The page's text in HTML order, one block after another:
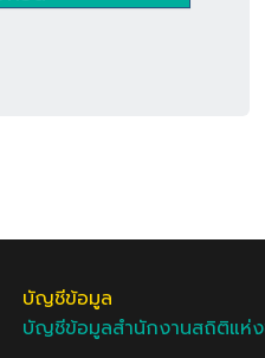
บัญชีข้อมูล
บัญชีข้อมูลสำนักงานสถิติแห่